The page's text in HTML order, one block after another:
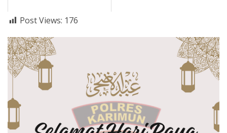
Post Views: 176